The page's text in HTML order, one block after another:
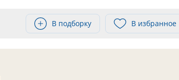
В подборку В избранное